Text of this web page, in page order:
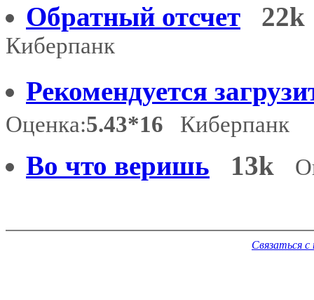
Обратный отсчет
22k
Киберпанк
Рекомендуется
Оценка:5.43*16 Киберпанк
Во что веришь 13k
Связаться